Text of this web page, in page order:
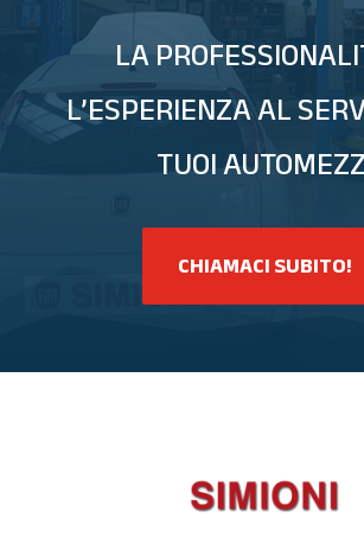
LA
L’ESPERIENZA AL
TUOI
CHIAMACI SUBITO!